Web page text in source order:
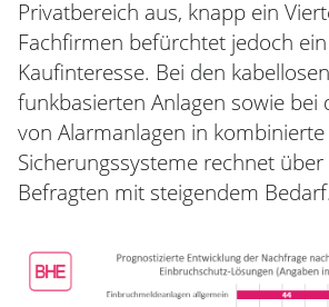
Privatbereich aus, knapp ein
Fachfirmen befürchtet jedoch
Kaufinteresse. Bei den
funkbasierten Anlagen sowie bei
von Alarmanlagen in kombinierte
Sicherungssysteme rechnet
Befragten mit steigendem Bedarf.